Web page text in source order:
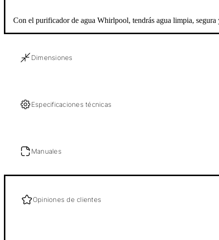
Con el purificador de agua Whirlpool, tendrás agua limpia,
Dimensiones
Especificaciones técnicas
Manuales
Opiniones de clientes